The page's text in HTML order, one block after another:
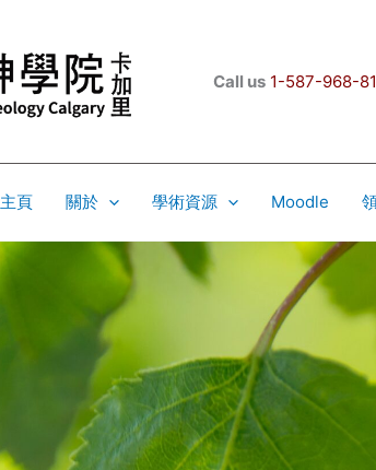
Call us 1-587-968-
主頁 關於 學術資源 Moodle